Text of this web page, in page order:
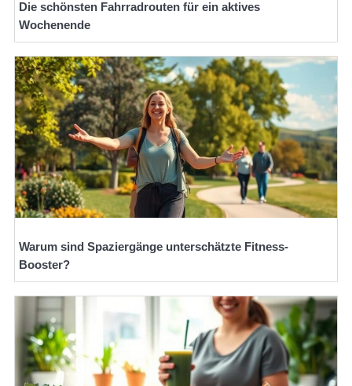
Die schönsten Fahrradrouten für ein aktives
Wochenende
Warum sind Spaziergänge unterschätzte Fitness-
Booster?